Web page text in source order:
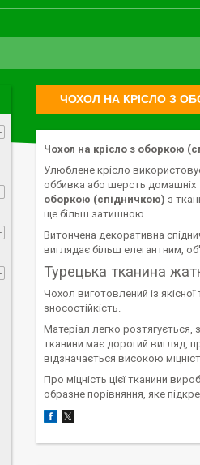
ЧОХОЛ НА КРІСЛО З
Чохол на крісло з оборкою
Улюблене крісло
оббивка або шерсть домашніх
оборкою (спідничкою) з
ще більш затишною.
Витончена декоративна
виглядає більш елегантним,
Турецька тканина
Чохол виготовлений із якісної
зносостійкість.
Матеріал легко
тканини має дорогий вигляд,
відзначається високою
Про міцність цієї тканини
образне порівняння, яке